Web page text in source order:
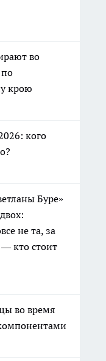
во
крою
кого
Буре»
не та, за
— кто стоит
во время